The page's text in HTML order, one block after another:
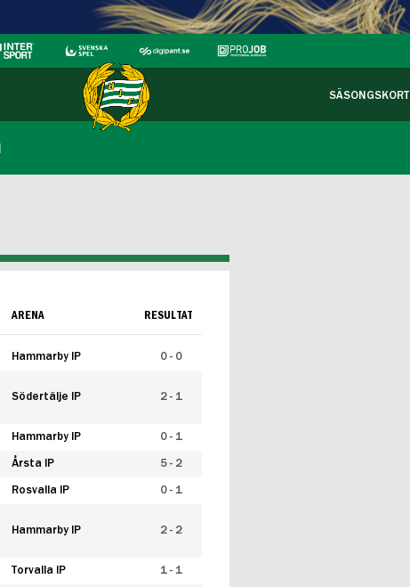
SÄSONGSKORT
ARENA RESULTAT
Hammarby IP 0 - 0
Södertälje IP 2 - 1
Hammarby IP 0 - 1
Årsta IP 5 - 2
Rosvalla IP 0 - 1
Hammarby IP 2 - 2
Torvalla IP 1 - 1